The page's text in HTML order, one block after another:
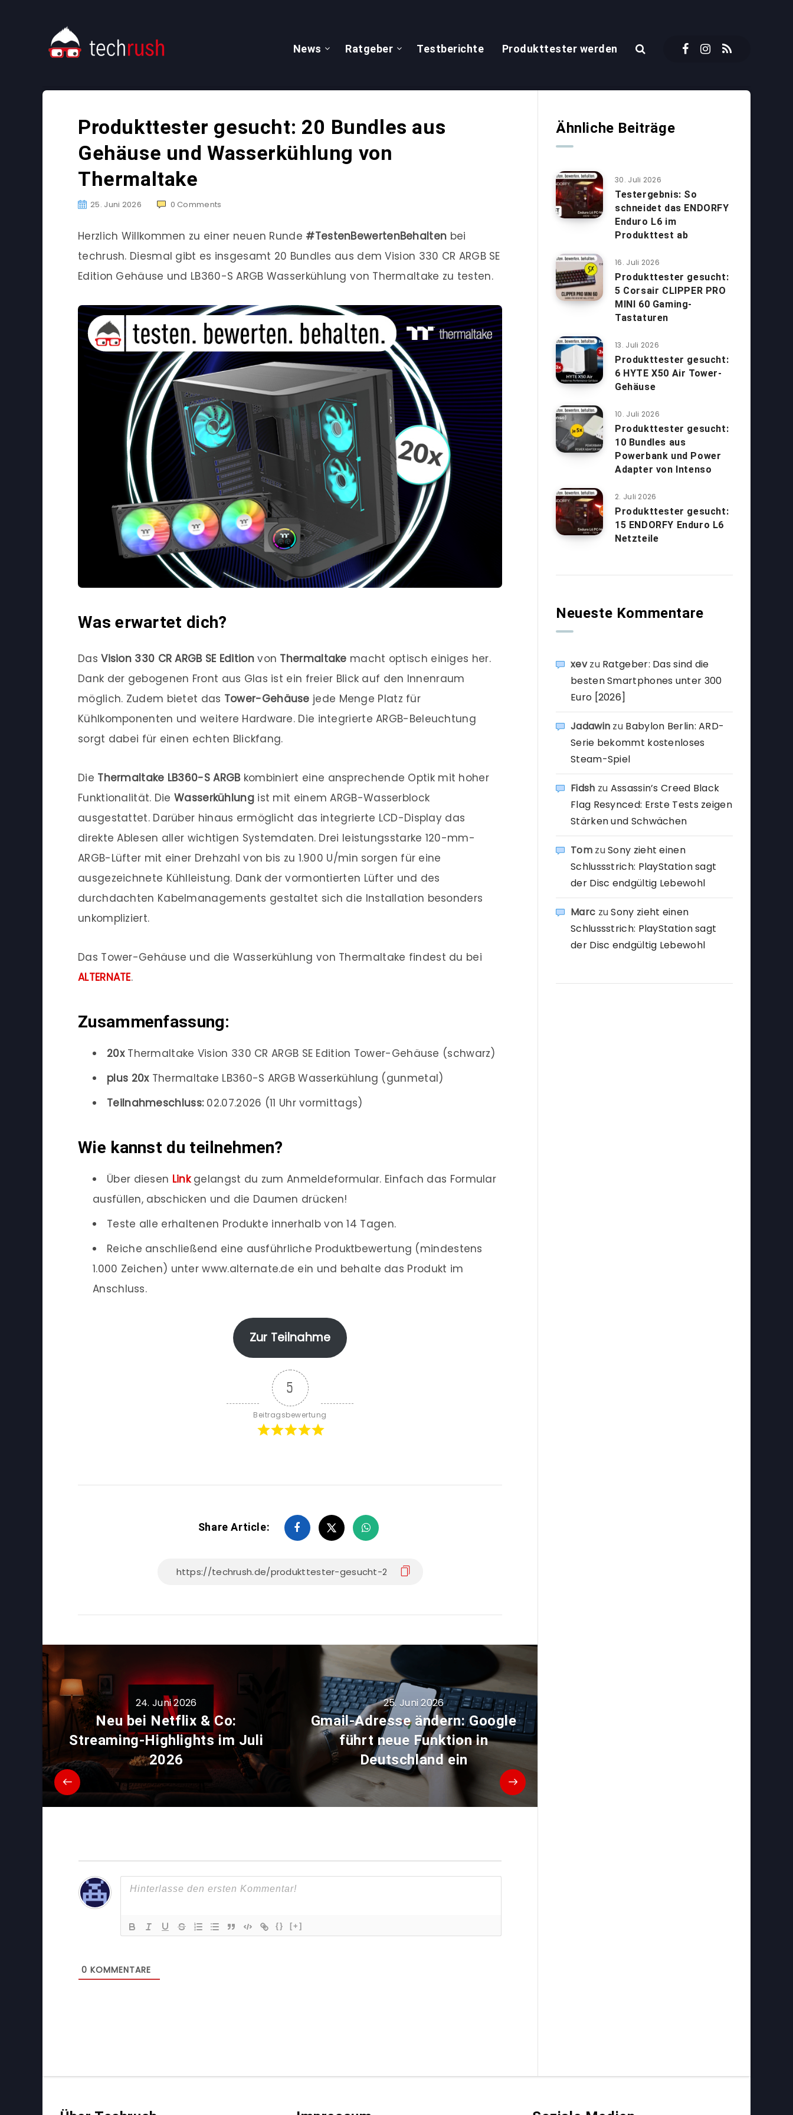
News Ratgeber Testberichte Produkttester werden
Produkttester gesucht: 20 Bundles aus
Gehäuse und Wasserkühlung von
Thermaltake
25. Juni 2026 0 Comments
Herzlich Willkommen zu einer neuen Runde #TestenBewertenBehalten bei
techrush. Diesmal gibt es insgesamt 20 Bundles aus dem Vision 330 CR ARGB SE
Edition Gehäuse und LB360-S ARGB Wasserkühlung von Thermaltake zu testen.
Was erwartet dich?
DasVision 330 CR ARGB SE Editionvon Thermaltake macht optisch einiges her.
Dank der gebogenen Front aus Glas ist ein freier Blick auf den Innenraum
möglich. Zudem bietet das Tower-Gehäuse jede Menge Platz für
Kühlkomponenten und weitere Hardware. Die integrierte ARGB-Beleuchtung
sorgt dabei für einen echten Blickfang.
Die Thermaltake LB360-S ARGBkombiniert eine ansprechende Optik mit hoher
Funktionalität. DieWasserkühlung ist mit einem ARGB-Wasserblock
ausgestattet. Darüber hinaus ermöglicht das integrierte LCD-Display das
direkte Ablesen aller wichtigen Systemdaten. Drei leistungsstarke 120-mm-
ARGB-Lüfter mit einer Drehzahl von bis zu 1.900 U/min sorgen für eine
ausgezeichnete Kühlleistung. Dank der vormontierten Lüfter und des
durchdachten Kabelmanagements gestaltet sich die Installation besonders
unkompliziert.
Das Tower-Gehäuse und die Wasserkühlung von Thermaltake findest du bei
ALTERNATE.
Zusammenfassung:
20xThermaltake Vision 330 CR ARGB SE Edition Tower-Gehäuse (schwarz)
plus 20xThermaltake LB360-S ARGB Wasserkühlung (gunmetal)
Teilnahmeschluss:02.07.2026 (11 Uhr vormittags)
Wie kannst du teilnehmen?
Über diesen Linkgelangst du zum Anmeldeformular. Einfach das Formular
ausfüllen, abschicken und die Daumen drücken!
Teste alle erhaltenen Produkte innerhalb von 14 Tagen.
Reiche anschließend eine ausführliche Produktbewertung (mindestens
1.000 Zeichen) unter www.alternate.de ein und behalte das Produkt im
Anschluss.
Zur Teilnahme
5
Beitragsbewertung
Share Article:
24. Juni 2026
Neu bei Netflix & Co:
Streaming-Highlights im Juli
2026
25. Juni 2026
Gmail-Adresse ändern: Google
führt neue Funktion in
Deutschland ein
{} [+]
0 KOMMENTARE
Ähnliche Beiträge
30. Juli 2026
Testergebnis: So
schneidet das ENDORFY
Enduro L6 im
Produkttest ab
16. Juli 2026
Produkttester gesucht:
5 Corsair CLIPPER PRO
MINI 60 Gaming-
Tastaturen
13. Juli 2026
Produkttester gesucht:
6 HYTE X50 Air Tower-
Gehäuse
10. Juli 2026
Produkttester gesucht:
10 Bundles aus
Powerbank und Power
Adapter von Intenso
2. Juli 2026
Produkttester gesucht:
15 ENDORFY Enduro L6
Netzteile
Neueste Kommentare
xevzu Ratgeber: Das sind die
besten Smartphones unter 300
Euro [2026]
Jadawin zu Babylon Berlin: ARD-
Serie bekommt kostenloses
Steam-Spiel
Fidsh zu Assassin’s Creed Black
Flag Resynced: Erste Tests zeigen
Stärken und Schwächen
TomzuSony zieht einen
Schlussstrich: PlayStation sagt
der Disc endgültig Lebewohl
Marc zuSony zieht einen
Schlussstrich: PlayStation sagt
der Disc endgültig Lebewohl